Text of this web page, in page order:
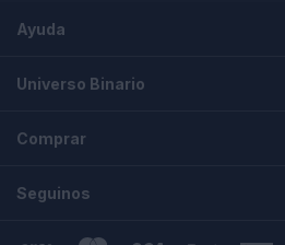
Ayuda
Universo Binario
Comprar
Seguinos